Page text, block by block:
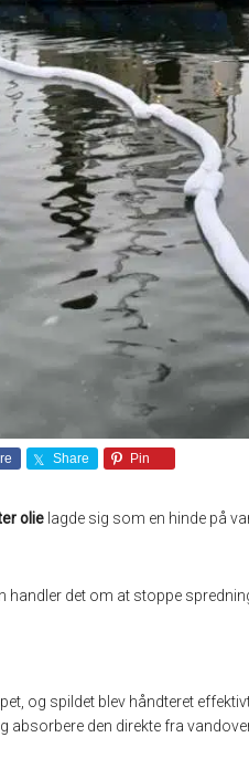
Share Pin
olie lagde sig som en hinde på
handler det om at stoppe
og spildet blev håndteret
absorbere den direkte fra